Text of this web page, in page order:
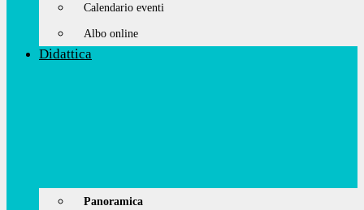
Calendario eventi
Albo online
Didattica
Panoramica